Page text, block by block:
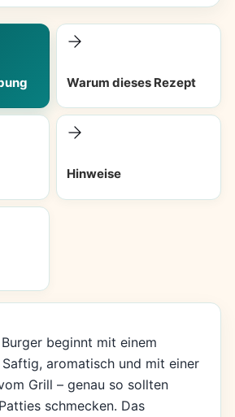
Warum dieses Rezept
Hinweise
beginnt mit einem
aromatisch und mit einer
Grill – genau so sollten
schmecken. Das